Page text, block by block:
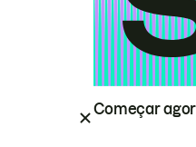
Começar